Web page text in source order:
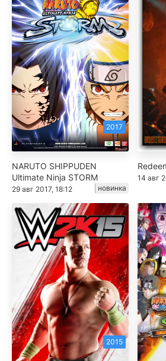
2017
NARUTO SHIPPUDEN
Ultimate Ninja STORM
29 авг 2017, 18:12 новинка
14 авг
2015